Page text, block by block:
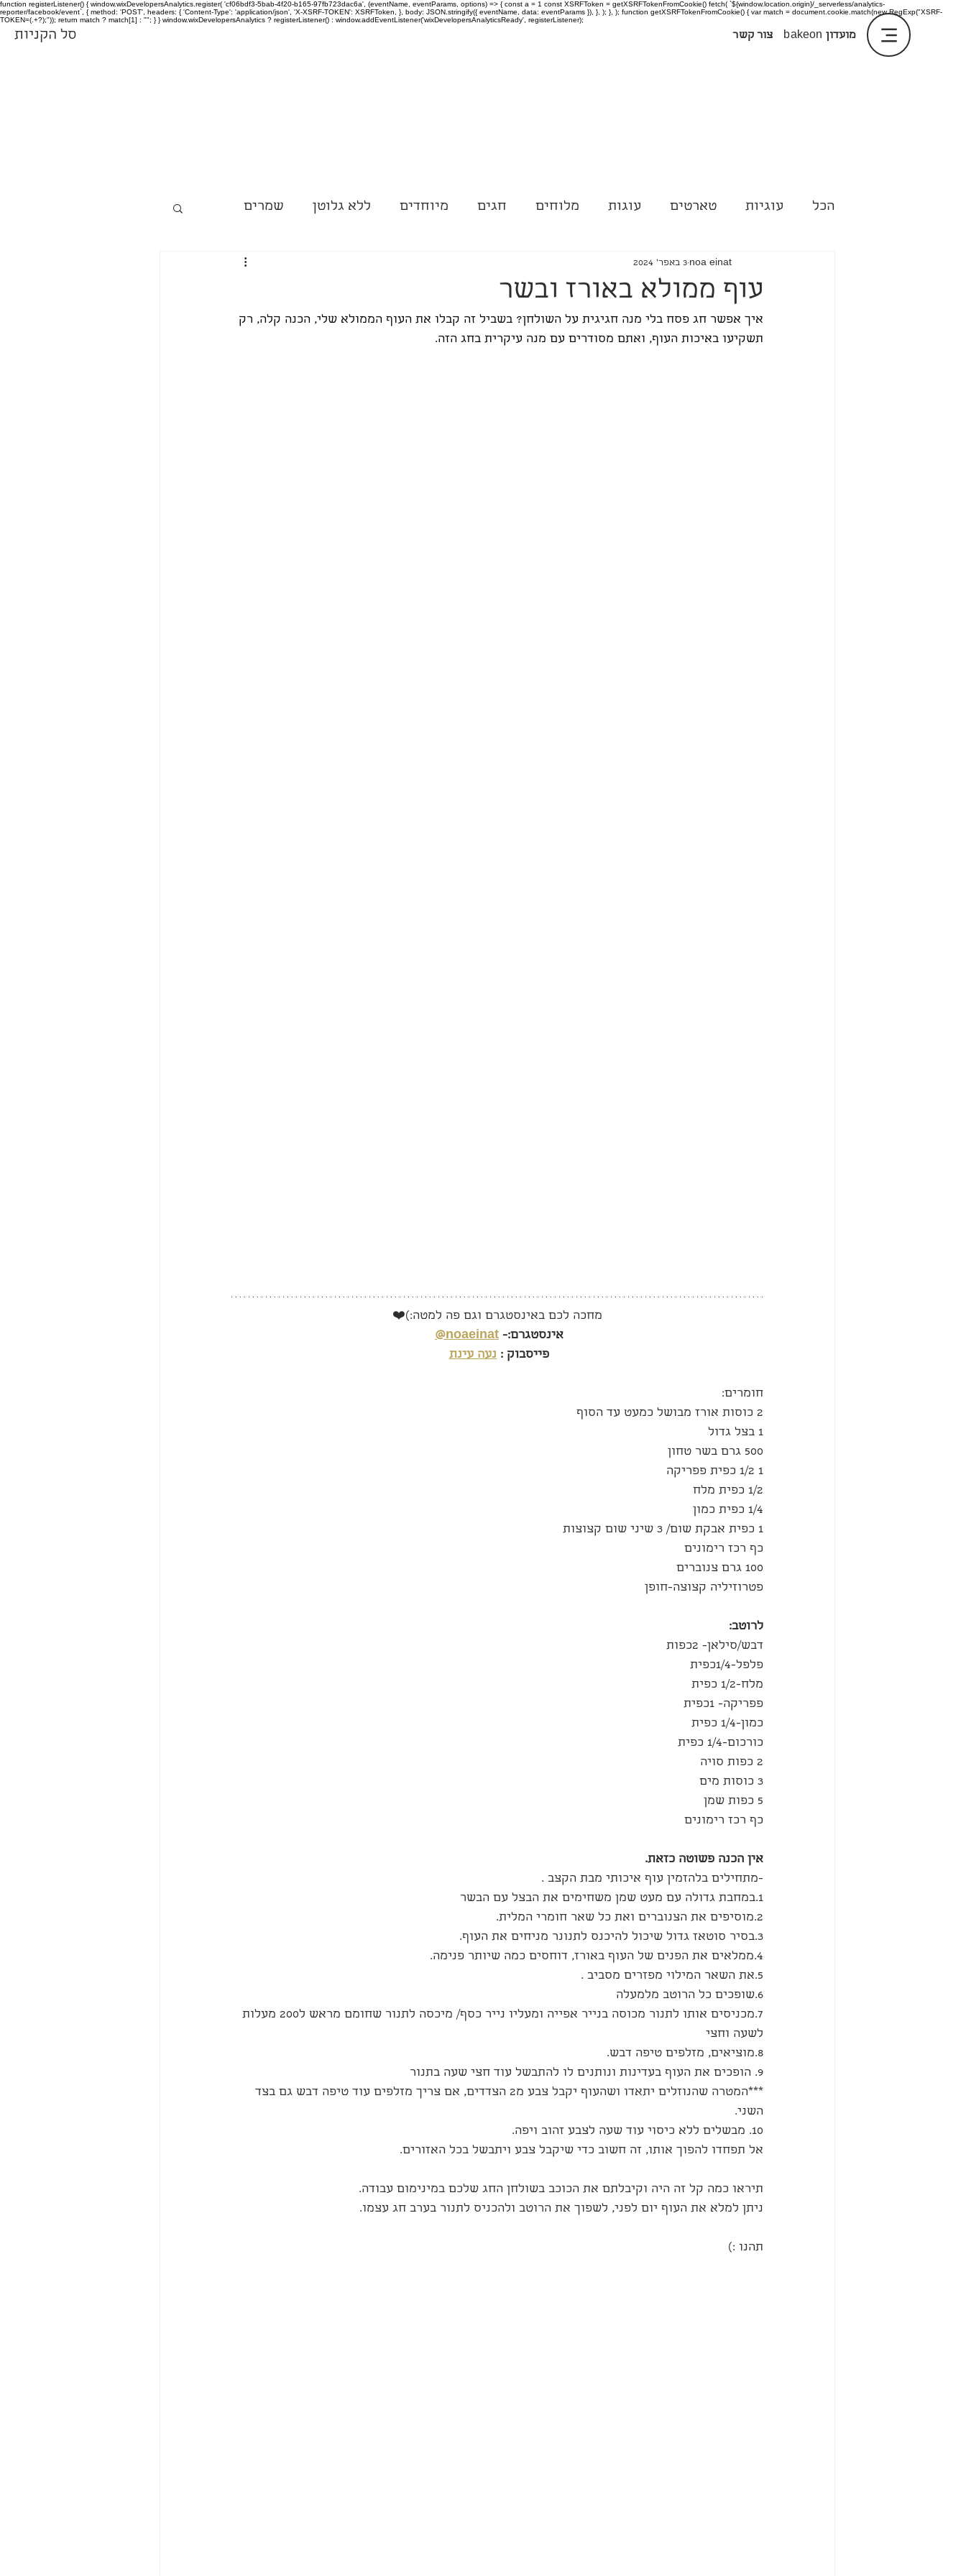
function registerListener() { window.wixDevelopersAnalytics.register( 'cf06bdf3-5bab-4f20-b165-97fb723dac6a', (eventName, eventParams, options) => { const a = 1 const XSRFToken = getXSRFTokenFromCookie() fetch( `${window.location.origin}/_serverless/analytics-
reporter/facebook/event`, { method: 'POST', headers: { 'Content-Type': 'application/json', 'X-XSRF-TOKEN': XSRFToken, }, body: JSON.stringify({ eventName, data: eventParams }), }, ); }, ); function getXSRFTokenFromCookie() { var match = document.cookie.match(new RegExp("XSRF-
TOKEN=(.+?);")); return match ? match[1] : ""; } } window.wixDevelopersAnalytics ? registerListener() : window.addEventListener('wixDevelopersAnalyticsReady', registerListener);
סל הקניות צור קשר מועדון bakeon
הכל עוגיות טארטים עוגות מלוחים חגים מיוחדים ללא גלוטן שמרים
עוף ממולא באורז ובשר
noa einat 3 באפר׳ 2024
איך אפשר חג פסח בלי מנה חגיגית על השולחן? בשביל זה קבלו את העוף הממולא שלי, הכנה קלה, רק
תשקיעו באיכות העוף, ואתם מסודרים עם מנה עיקרית בחג הזה.
מחכה לכם באינסטגרם וגם פה למטה:)❤️
אינסטגרם:- noaeinat@
פייסבוק : נעה עינת
חומרים:
2 כוסות אורז מבושל כמעט עד הסוף
1 בצל גדול
500 גרם בשר טחון
1 1/2 כפית פפריקה
1/2 כפית מלח
1/4 כפית כמון
1 כפית אבקת שום/ 3 שיני שום קצוצות
כף רכז רימונים
100 גרם צנוברים
פטרוזיליה קצוצה-חופן
לרוטב:
דבש/סילאן- 2כפות
פלפל-1/4כפית
מלח-1/2 כפית
פפריקה- 1כפית
כמון-1/4 כפית
כורכום-1/4 כפית
2 כפות סויה
3 כוסות מים
5 כפות שמן
כף רכז רימונים
אין הכנה פשוטה כזאת.
-מתחילים בלהזמין עוף איכותי מבת הקצב .
1.במחבת גדולה עם מעט שמן משחימים את הבצל עם הבשר
2.מוסיפים את הצנוברים ואת כל שאר חומרי המלית.
3.בסיר סוטאז גדול שיכול להיכנס לתנונר מניחים את העוף.
4.ממלאים את הפנים של העוף באורז, דוחסים כמה שיותר פנימה.
5.את השאר המילוי מפזרים מסביב .
6.שופכים כל הרוטב מלמעלה
7.מכניסים אותו לתנור מכוסה בנייר אפייה ומעליו נייר כסף/ מיכסה לתנור שחומם מראש ל200 מעלות
לשעה וחצי
8.מוציאים, מזלפים טיפה דבש.
9. הופכים את העוף בעדינות ונותנים לו להתבשל עוד חצי שעה בתנור
***המטרה שהנוזלים יתאדו ושהעוף יקבל צבע מ2 הצדדים, אם צריך מזלפים עוד טיפה דבש גם בצד
השני.
10. מבשלים ללא כיסוי עוד שעה לצבע זהוב ויפה.
אל תפחדו להפוך אותו, זה חשוב כדי שיקבל צבע ויתבשל בכל האזורים.
תיראו כמה קל זה היה וקיבלתם את הכוכב בשולחן החג שלכם במינימום עבודה.
ניתן למלא את העוף יום לפני, לשפוך את הרוטב ולהכניס לתנור בערב חג עצמו.
תהנו :)